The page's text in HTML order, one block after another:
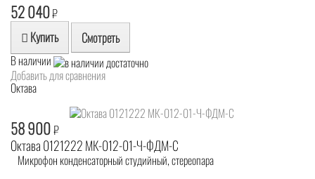
52 040₽
Купить Смотреть
В наличии
Добавить для сравнения
Октава
58 900₽
Октава 0121222 МК-012-01-Ч-ФДМ-С
Микрофон конденсаторный студийный, стереопара